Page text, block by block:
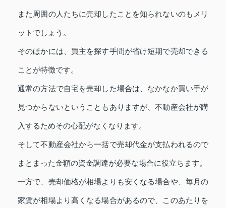
また周囲の人たちに売却したことを知られないのもメリ
ットでしょう。
そのほかには、買主を探す手間が省け短期で売却できる
ことが特徴です。
通常の方法で自宅を売却した場合は、なかなか買い手が
見つからないということもありますが、不動産会社が購
入するためその心配がなくなります。
そして不動産会社から一括で売却代金が支払われるので
まとまった金額の資金調達が必要な場合に役立ちます。
一方で、売却価格が相場よりも安くなる場合や、毎月の
家賃が相場より高くなる場合があるので、このあたりを